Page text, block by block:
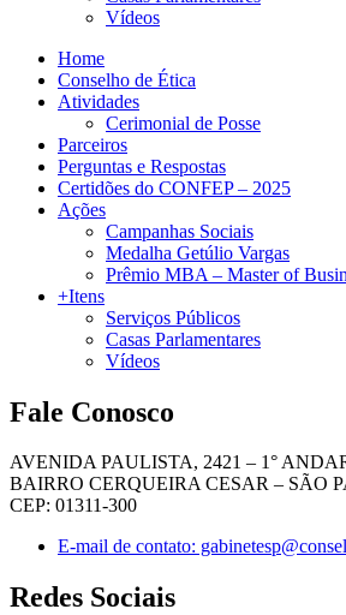
Vídeos
Home
Conselho de Ética
Atividades
Cerimonial de Posse
Parceiros
Perguntas e Respostas
Certidões do CONFEP – 2025
Ações
Campanhas Sociais
Medalha Getúlio Vargas
Prêmio MBA – Master of
+Itens
Serviços Públicos
Casas Parlamentares
Vídeos
Fale Conosco
AVENIDA PAULISTA, 2421 – 1°
BAIRRO CERQUEIRA CESAR – SÃO
CEP: 01311-300
E-mail de contato:
Redes Sociais